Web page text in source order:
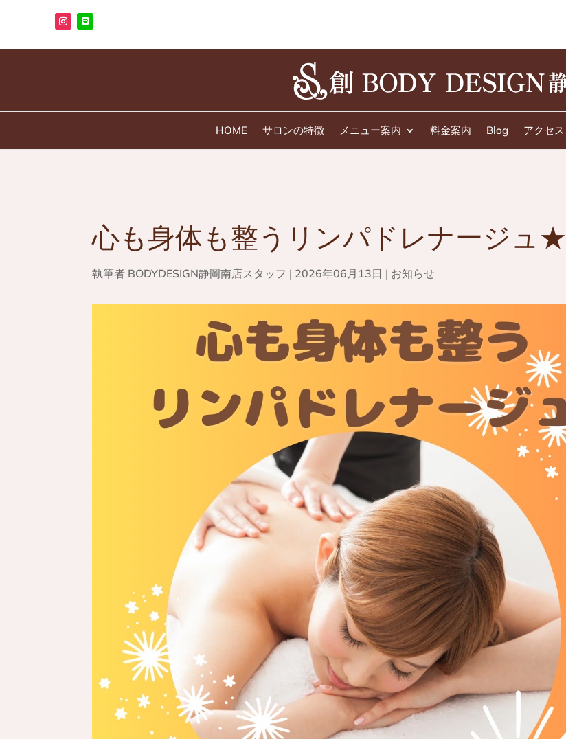
HOME サロンの特徴 メニュー案内 料金案内 Blog アクセス
心も身体も整うリンパドレナージュ★
執筆者 BODYDESIGN静岡南店スタッフ | 2026年06月13日 | お知らせ